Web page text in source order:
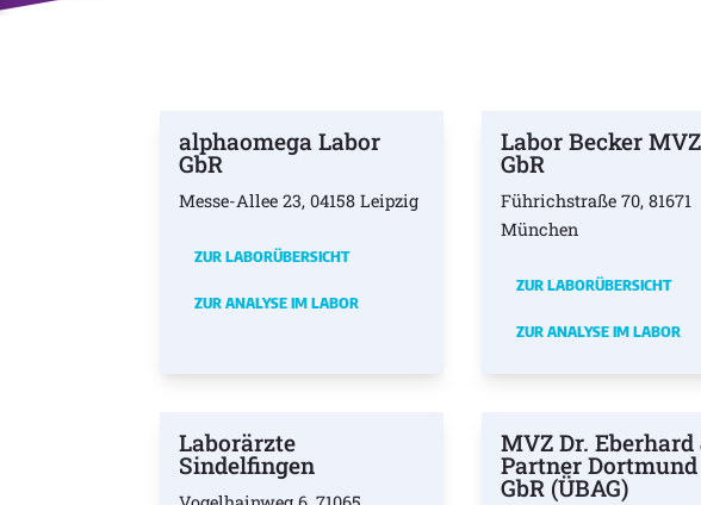
alphaomega Labor
GbR
Messe-Allee 23, 04158 Leipzig
ZUR LABORÜBERSICHT
ZUR ANALYSE IM LABOR
Labor Becker MVZ
GbR
Führichstraße 70, 81671
München
ZUR LABORÜBERSICHT
ZUR ANALYSE IM LABOR
Laborärzte
Sindelfingen
MVZ Dr. Eberhard
Partner Dortmund
GbR (ÜBAG)